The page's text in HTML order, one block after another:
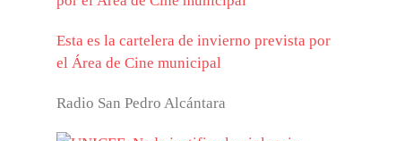
Esta es la cartelera de invierno prevista por
el Área de Cine municipal
Radio San Pedro Alcántara